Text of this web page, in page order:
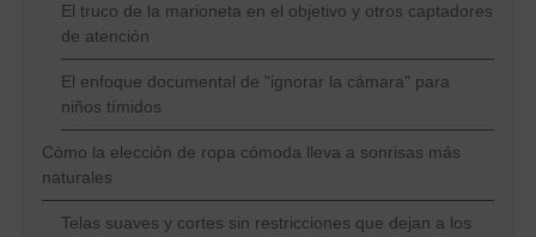
El truco de la marioneta en el objetivo y otros captadores
de atención
El enfoque documental de "ignorar la cámara" para
niños tímidos
Cómo la elección de ropa cómoda lleva a sonrisas más
naturales
Telas suaves y cortes sin restricciones que dejan a los